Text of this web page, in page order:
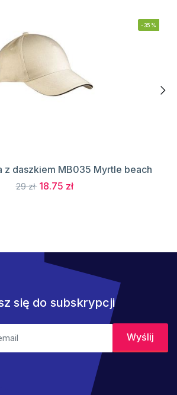
-35%
z daszkiem MB035 Myrtle beach
29 zł 18.75 zł
się do subskrypcji